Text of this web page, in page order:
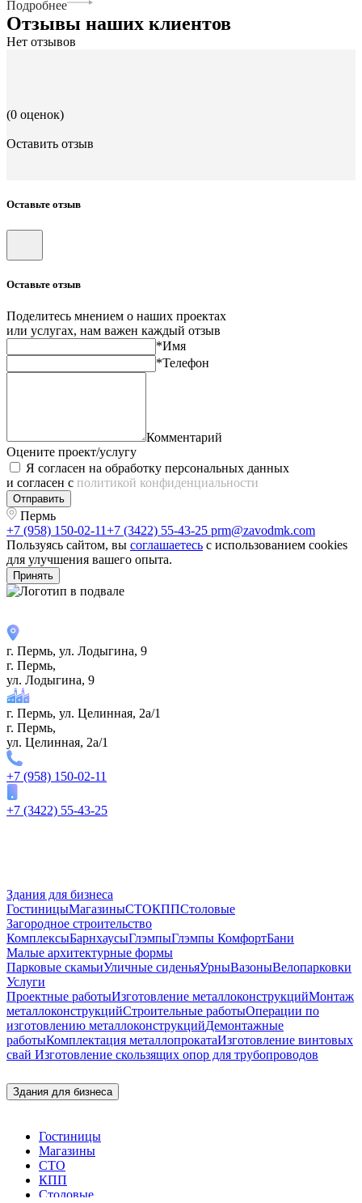
Подробнее
Отзывы наших клиентов
Нет отзывов
(0 оценок)
Оставить отзыв
Оставьте отзыв
Оставьте отзыв
Поделитесь мнением о наших проектах
или услугах, нам важен каждый отзыв
*Имя
*Телефон
Комментарий
Оцените проект/услугу
Я согласен на обработку персональных данных
и согласен с политикой конфиденциальности
Отправить
Пермь
+7 (958) 150-02-11+7 (3422) 55-43-25 prm@zavodmk.com
Пользуясь сайтом, вы соглашаетесь с использованием cookies
для улучшения вашего опыта.
Принять
г. Пермь, ул. ​Лодыгина, 9
г. Пермь,
ул. ​Лодыгина, 9
г. Пермь, ул. Целинная, 2а/1
г. Пермь,
ул. Целинная, 2а/1
+7 (958) 150-02-11
+7 (3422) 55-43-25
Здания для бизнеса
ГостиницыМагазиныСТОКППСтоловые
Загородное строительство
КомплексыБарнхаусыГлэмпыГлэмпы КомфортБани
Малые архитектурные формы
Парковые скамьиУличные сиденьяУрныВазоныВелопарковки
Услуги
Проектные работыИзготовление металлоконструкцийМонтаж
металлоконструкцийСтроительные работыОперации по
изготовлению металлоконструкцийДемонтажные
работыКомплектация металлопрокатаИзготовление винтовых
свай Изготовление скользящих опор для трубопроводов
Здания для бизнеса
Гостиницы
Магазины
СТО
КПП
Столовые